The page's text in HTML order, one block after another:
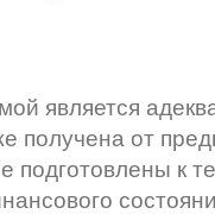
является
получена от
подготовлены к